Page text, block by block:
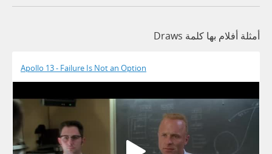
أمثلة أفلام بها كلمة Draws
Apollo 13 - Failure Is Not an Option